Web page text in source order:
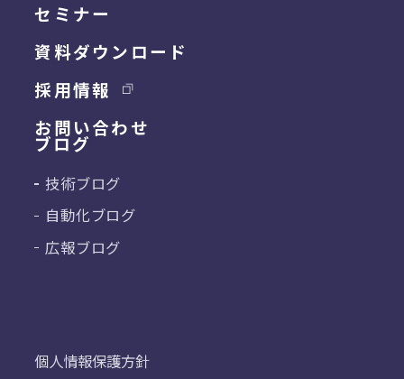
個人情報保護方針
セミナー
資料ダウンロード
採用情報
お問い合わせ
ブログ
技術ブログ
自動化ブログ
広報ブログ